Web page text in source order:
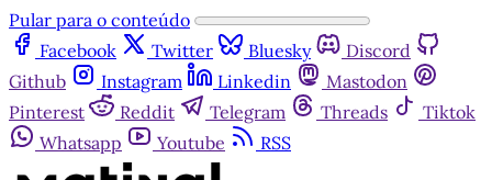
Pular para o conteúdo
Facebook
Twitter Bluesky
Discord
Github
Instagram Linkedin
Mastodon
Pinterest
Reddit Telegram Threads
Tiktok
Whatsapp
Youtube RSS